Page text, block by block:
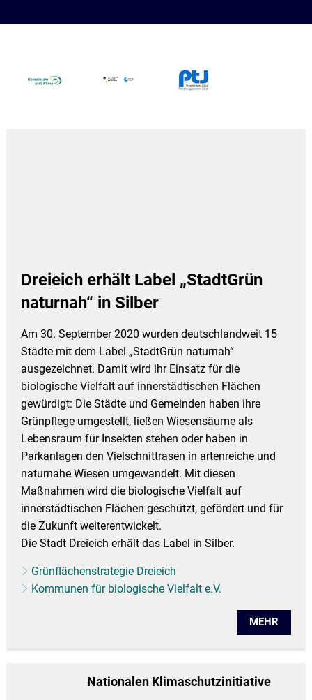
Dreieich erhält Label „StadtGrün
naturnah“ in Silber
Am 30. September 2020 wurden deutschlandweit 15
Städte mit dem Label „StadtGrün naturnah“
ausgezeichnet. Damit wird ihr Einsatz für die
biologische Vielfalt auf innerstädtischen Flächen
gewürdigt: Die Städte und Gemeinden haben ihre
Grünpflege umgestellt, ließen Wiesensäume als
Lebensraum für Insekten stehen oder haben in
Parkanlagen den Vielschnittrasen in artenreiche und
naturnahe Wiesen umgewandelt. Mit diesen
Maßnahmen wird die biologische Vielfalt auf
innerstädtischen Flächen geschützt, gefördert und für
die Zukunft weiterentwickelt.
Die Stadt Dreieich erhält das Label in Silber.
Grünflächenstrategie Dreieich
Kommunen für biologische Vielfalt e.V.
MEHR
Nationalen Klimaschutzinitiative